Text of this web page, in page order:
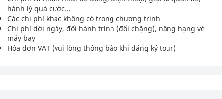
hành lý quá cước…
Các chi phí khác không có trong chương trình
Chi phí dời ngày, đổi hành trình (đổi chặng), nâng hạng vé
máy bay
Hóa đơn VAT (vui lòng thông báo khi đăng ký tour)